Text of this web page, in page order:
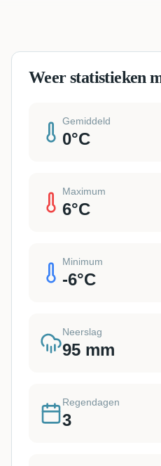
Weer statistieken
Gemiddeld
0°C
Maximum
6°C
Minimum
-6°C
Neerslag
95 mm
Regendagen
3